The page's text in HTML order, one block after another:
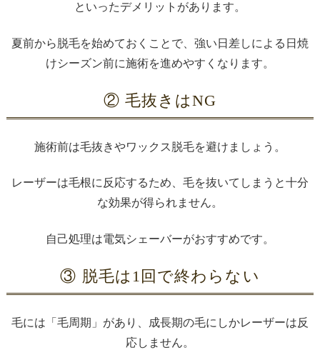
といったデメリットがあります。
夏前から脱毛を始めておくことで、強い日差しによる日焼
けシーズン前に施術を進めやすくなります。
② 毛抜きはNG
施術前は毛抜きやワックス脱毛を避けましょう。
レーザーは毛根に反応するため、毛を抜いてしまうと十分
な効果が得られません。
自己処理は電気シェーバーがおすすめです。
③ 脱毛は1回で終わらない
毛には「毛周期」があり、成長期の毛にしかレーザーは反
応しません。